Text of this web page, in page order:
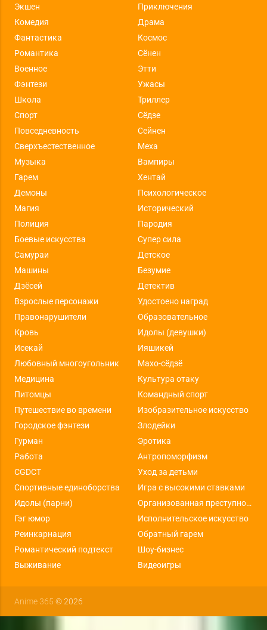
Экшен
Приключения
Комедия
Драма
Фантастика
Космос
Романтика
Сёнен
Военное
Этти
Фэнтези
Ужасы
Школа
Триллер
Спорт
Сёдзе
Повседневность
Сейнен
Сверхъестественное
Меха
Музыка
Вампиры
Гарем
Хентай
Демоны
Психологическое
Магия
Исторический
Полиция
Пародия
Боевые искусства
Супер сила
Самураи
Детское
Машины
Безумие
Дзёсей
Детектив
Взрослые персонажи
Удостоено наград
Правонарушители
Образовательное
Кровь
Идолы (девушки)
Исекай
Ияшикей
Любовный многоугольник
Махо-сёдзё
Медицина
Культура отаку
Питомцы
Командный спорт
Путешествие во времени
Изобразительное искусство
Городское фэнтези
Злодейки
Гурман
Эротика
Работа
Антропоморфизм
CGDCT
Уход за детьми
Спортивные единоборства
Игра с высокими ставками
Идолы (парни)
Организованная преступность
Гэг юмор
Исполнительское искусство
Реинкарнация
Обратный гарем
Романтический подтекст
Шоу-бизнес
Выживание
Видеоигры
Anime 365 © 2026